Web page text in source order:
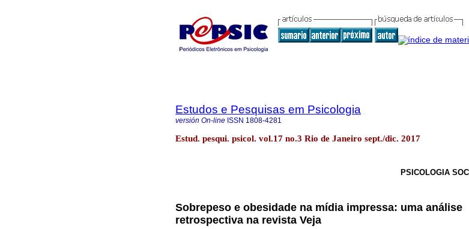
Estudos e Pesquisas em Psicologia
versión On-line ISSN 1808-4281
Estud. pesqui. psicol. vol.17 no.3 Rio de Janeiro sept./dic. 2017
PSICOLOGIA
Sobrepeso e obesidade na mídia impressa: uma análise
retrospectiva na revista Veja